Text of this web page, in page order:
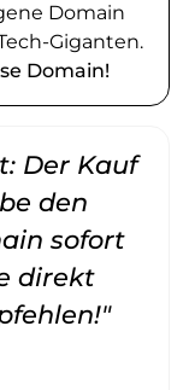
Domain
Giganten.
Domain!
Der Kauf
den
sofort
direkt